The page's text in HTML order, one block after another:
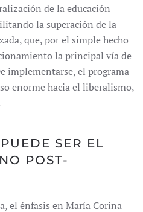
de la educación
la superación de la
que, por el simple hecho
la principal vía de
implementarse, el programa
enorme hacia el liberalismo,
SER EL
POST-
el énfasis en María Corina